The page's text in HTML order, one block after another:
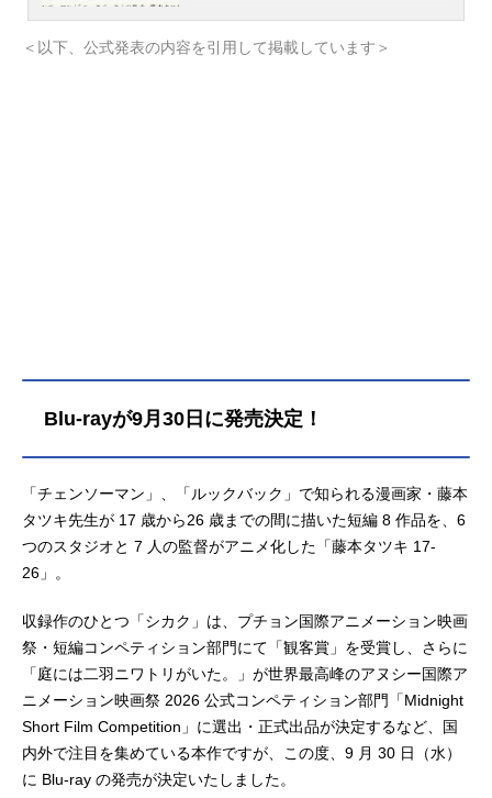
メ記事をご紹介！
＜以下、公式発表の内容を引用して掲載しています＞
Blu-rayが9月30日に発売決定！
「チェンソーマン」、「ルックバック」で知られる漫画家・藤本
タツキ先生が 17 歳から26 歳までの間に描いた短編 8 作品を、6
つのスタジオと 7 人の監督がアニメ化した「藤本タツキ 17-
26」。
収録作のひとつ「シカク」は、プチョン国際アニメーション映画
祭・短編コンペティション部門にて「観客賞」を受賞し、さらに
「庭には二羽ニワトリがいた。」が世界最高峰のアヌシー国際ア
ニメーション映画祭 2026 公式コンペティション部門「Midnight
Short Film Competition」に選出・正式出品が決定するなど、国
内外で注目を集めている本作ですが、この度、9 月 30 日（水）
に Blu-ray の発売が決定いたしました。